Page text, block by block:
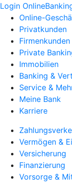
Login
Online-
Privatkunden
Firmenkunden
Private
Immobilien
Banking &
Service &
Meine Bank
Karriere
Vermögen &
Versicherung
Finanzierung
Vorsorge &